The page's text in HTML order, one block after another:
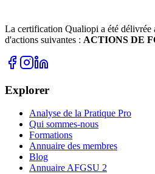
La certification Qualiopi a été délivrée
d'actions suivantes : ACTIONS DE
Explorer
Analyse de la Pratique Pro
Qui sommes-nous
Formations
Annuaire des membres
Blog
Annuaire AFGSU 2